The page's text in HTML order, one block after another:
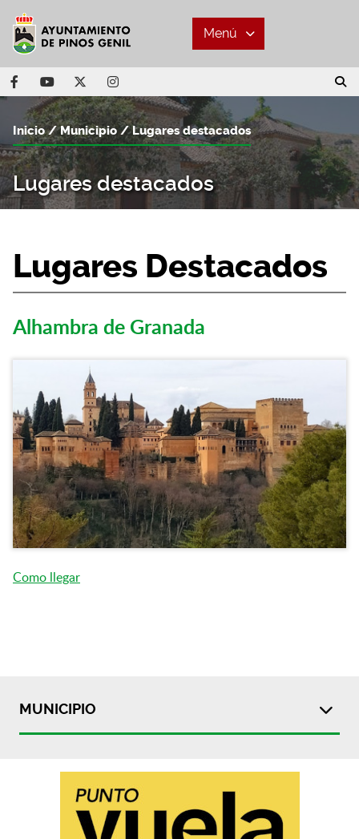
Menú
Lugares destacados
Inicio Municipio Lugares destacados
Lugares Destacados
Alhambra de Granada
Como llegar
MUNICIPIO